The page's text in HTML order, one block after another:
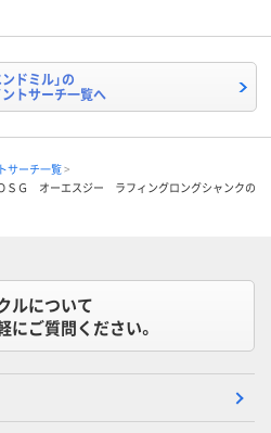
ンドミル」の
トサーチ一覧へ
サーチ一覧
ＳＧ オーエスジー ラフィングロングシャンクの
ルについて
にご質問ください。